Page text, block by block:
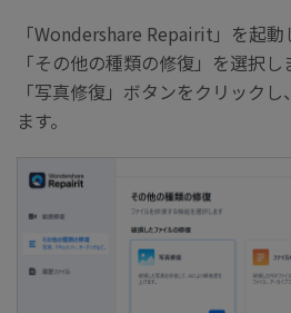
「Wondershare Repairit」を起
「その他の種類の修復」を選択
「写真修復」ボタンをクリック
ます。